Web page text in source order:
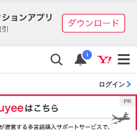
i
ログイン